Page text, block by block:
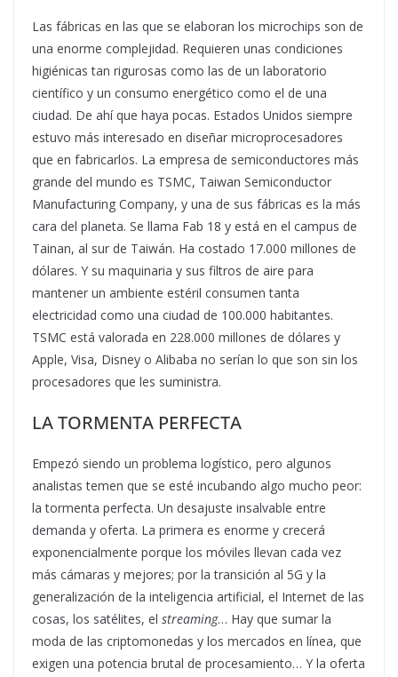
Las fábricas en las que se elaboran los microchips son de
una enorme complejidad. Requieren unas condiciones
higiénicas tan rigurosas como las de un laboratorio
científico y un consumo energético como el de una
ciudad. De ahí que haya pocas. Estados Unidos siempre
estuvo más interesado en diseñar microprocesadores
que en fabricarlos. La empresa de semiconductores más
grande del mundo es TSMC, Taiwan Semiconductor
Manufacturing Company, y una de sus fábricas es la más
cara del planeta. Se llama Fab 18 y está en el campus de
Tainan, al sur de Taiwán. Ha costado 17.000 millones de
dólares. Y su maquinaria y sus filtros de aire para
mantener un ambiente estéril consumen tanta
electricidad como una ciudad de 100.000 habitantes.
TSMC está valorada en 228.000 millones de dólares y
Apple, Visa, Disney o Alibaba no serían lo que son sin los
procesadores que les suministra.
LA TORMENTA PERFECTA
Empezó siendo un problema logístico, pero algunos
analistas temen que se esté incubando algo mucho peor:
la tormenta perfecta. Un desajuste insalvable entre
demanda y oferta. La primera es enorme y crecerá
exponencialmente porque los móviles llevan cada vez
más cámaras y mejores; por la transición al 5G y la
generalización de la inteligencia artificial, el Internet de las
cosas, los satélites, el streaming… Hay que sumar la
moda de las criptomonedas y los mercados en línea, que
exigen una potencia brutal de procesamiento… Y la oferta